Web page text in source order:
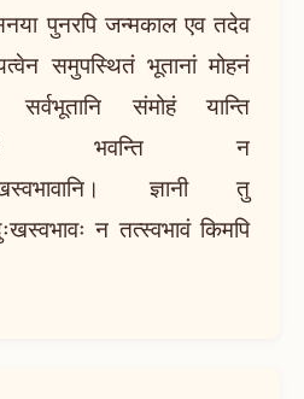
पुनरपि जन्मकाल एव तदेव
समुपस्थितं भूतानां मोहनं
संमोहं यान्ति
भवन्ति न
ज्ञानी तु
न तत्स्वभावं किमपि